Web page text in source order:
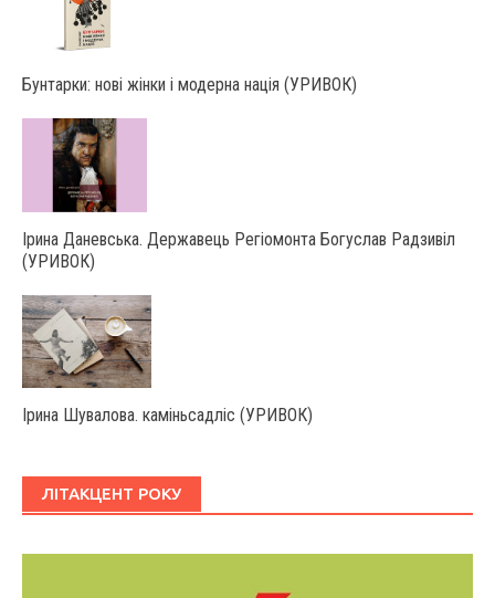
Бунтарки: нові жінки і модерна нація (УРИВОК)
Ірина Даневська. Державець Регіомонта Богуслав Радзивіл
(УРИВОК)
Ірина Шувалова. каміньсадліс (УРИВОК)
ЛІТАКЦЕНТ РОКУ